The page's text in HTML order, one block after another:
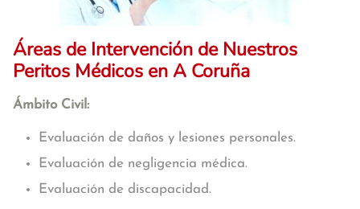
Áreas de Intervención de Nuestros
Peritos Médicos en A Coruña
Ámbito Civil:
Evaluación de daños y lesiones personales.
Evaluación de negligencia médica.
Evaluación de discapacidad.